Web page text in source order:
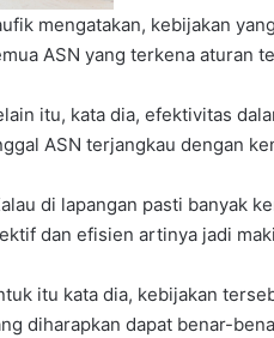
mengatakan, kebijakan
ASN yang terkena aturan
itu, kata dia, efektivitas
ASN terjangkau dengan
di lapangan pasti banyak
dan efisien artinya jadi
itu kata dia, kebijakan
diharapkan dapat benar-